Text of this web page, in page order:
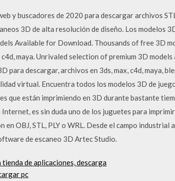
y buscadores de 2020 para descargar archivos
3D de alta resolución de diseño. Los modelos
Available for Download. Thousands of free 3D
maya. Unrivaled selection of premium 3D
para descargar, archivos en 3ds, max, c4d, maya,
virtual. Encuentra todos los modelos 3D de
que están imprimiendo en 3D durante bastante
es sin duda uno de los juguetes para
OBJ, STL, PLY o WRL. Desde el campo
de escaneo 3D Artec Studio.
de aplicaciones, descarga
pc